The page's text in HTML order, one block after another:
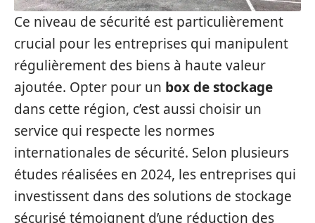
Ce niveau de sécurité est particulièrement
crucial pour les entreprises qui manipulent
régulièrement des biens à haute valeur
ajoutée. Opter pour un box de stockage
dans cette région, c’est aussi choisir un
service qui respecte les normes
internationales de sécurité. Selon plusieurs
études réalisées en 2024, les entreprises qui
investissent dans des solutions de stockage
sécurisé témoignent d’une réduction des